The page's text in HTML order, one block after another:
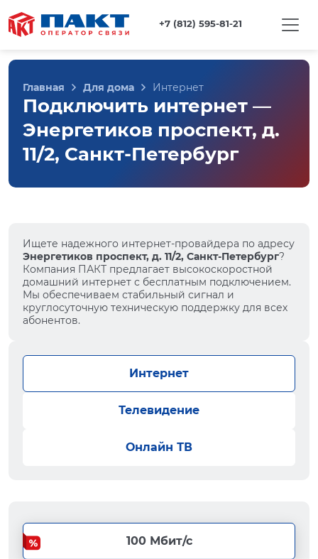
+7 (812) 595-81-21
Главная Для дома Интернет
Подключить интернет —
Энергетиков проспект, д.
11/2, Санкт-Петербург
Ищете надежного интернет-провайдера по адресу
Энергетиков проспект, д. 11/2, Санкт-Петербург?
Компания ПАКТ предлагает высокоскоростной
домашний интернет с бесплатным подключением.
Мы обеспечиваем стабильный сигнал и
круглосуточную техническую поддержку для всех
абонентов.
Интернет
Телевидение
Онлайн ТВ
100 Мбит/с